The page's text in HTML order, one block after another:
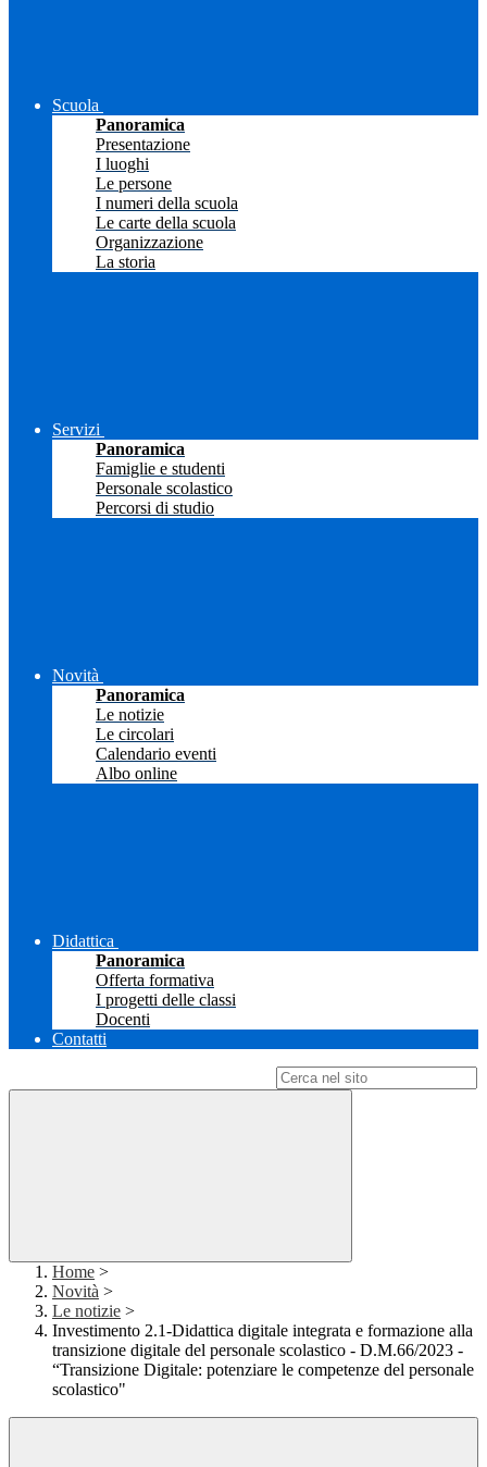
Scuola
Panoramica
Presentazione
I luoghi
Le persone
I numeri della scuola
Le carte della scuola
Organizzazione
La storia
Servizi
Panoramica
Famiglie e studenti
Personale scolastico
Percorsi di studio
Novità
Panoramica
Le notizie
Le circolari
Calendario eventi
Albo online
Didattica
Panoramica
Offerta formativa
I progetti delle classi
Docenti
Contatti
Home >
Novità >
Le notizie >
Investimento 2.1-Didattica digitale integrata e formazione alla
transizione digitale del personale scolastico - D.M.66/2023 -
“Transizione Digitale: potenziare le competenze del personale
scolastico"